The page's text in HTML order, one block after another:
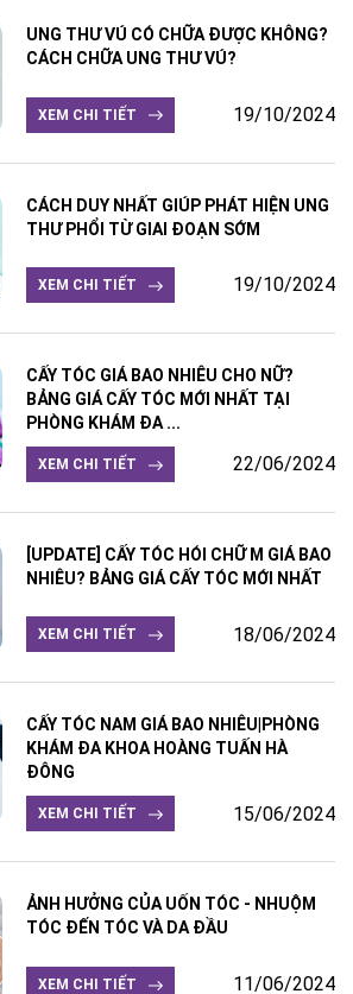
UNG THƯ VÚ CÓ CHỮA ĐƯỢC KHÔNG?
CÁCH CHỮA UNG THƯ VÚ?
XEM CHI TIẾT 19/10/2024
CÁCH DUY NHẤT GIÚP PHÁT HIỆN UNG
THƯ PHỔI TỪ GIAI ĐOẠN SỚM
XEM CHI TIẾT 19/10/2024
CẤY TÓC GIÁ BAO NHIÊU CHO NỮ?
BẢNG GIÁ CẤY TÓC MỚI NHẤT TẠI
PHÒNG KHÁM ĐA ...
XEM CHI TIẾT 22/06/2024
[UPDATE] CẤY TÓC HÓI CHỮ M GIÁ BAO
NHIÊU? BẢNG GIÁ CẤY TÓC MỚI NHẤT
XEM CHI TIẾT 18/06/2024
CẤY TÓC NAM GIÁ BAO NHIÊU|PHÒNG
KHÁM ĐA KHOA HOÀNG TUẤN HÀ
ĐÔNG
XEM CHI TIẾT 15/06/2024
ẢNH HƯỞNG CỦA UỐN TÓC - NHUỘM
TÓC ĐẾN TÓC VÀ DA ĐẦU
XEM CHI TIẾT 11/06/2024